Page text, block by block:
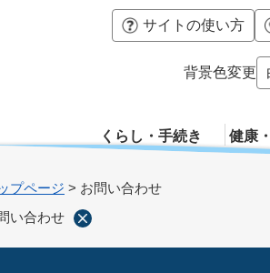
サイトの使い方
背景色変更
くらし・手続き 健康
プページ > お問い合わせ
い合わせ